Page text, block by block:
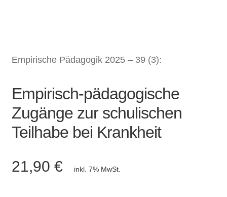
Mein Konto
Empirische Pädagogik 2025 – 39 (3):
Empirisch-pädagogische
Zugänge zur schulischen
Teilhabe bei Krankheit
21,90 € inkl. 7% MwSt.